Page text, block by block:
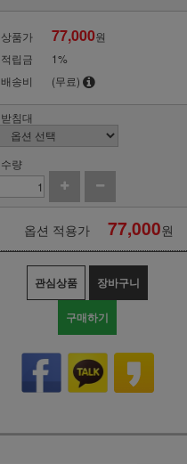
상품가 77,000원
적립금
1%
배송비
(무료)
받침대
수량
옵션 적용가 77,000원
관심상품 장바구니
구매하기